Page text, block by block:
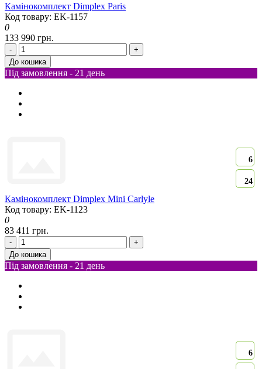
Камінокомплект Dimplex Paris
Код товару: EK-1157
0
133 990 грн.
-
+
До кошика
Під замовлення - 21 день
6
24
Камінокомплект Dimplex Mini Carlyle
Код товару: EK-1123
0
83 411 грн.
-
+
До кошика
Під замовлення - 21 день
6